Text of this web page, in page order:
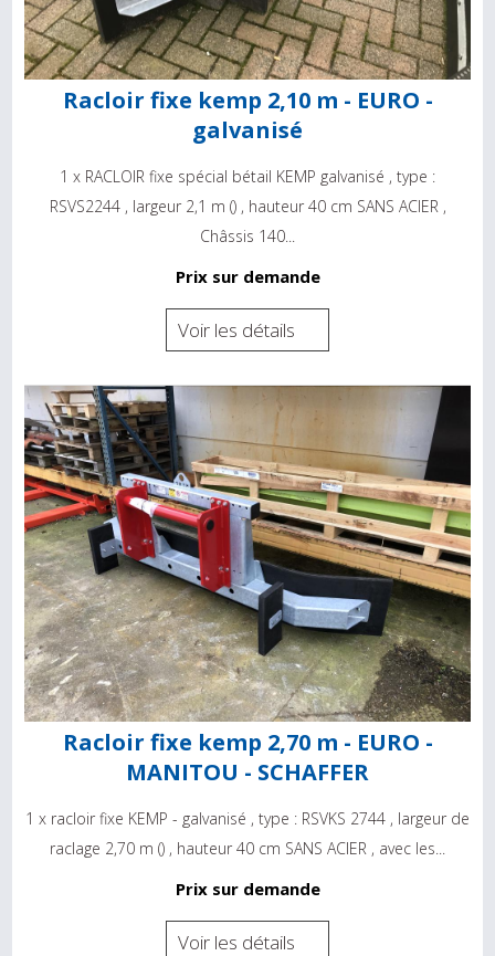
Racloir fixe kemp 2,10 m - EURO -
galvanisé
1 x RACLOIR fixe spécial bétail KEMP galvanisé , type :
RSVS2244 , largeur 2,1 m () , hauteur 40 cm SANS ACIER ,
Châssis 140...
Prix sur demande
Voir les détails
Racloir fixe kemp 2,70 m - EURO -
MANITOU - SCHAFFER
1 x racloir fixe KEMP - galvanisé , type : RSVKS 2744 , largeur de
raclage 2,70 m () , hauteur 40 cm SANS ACIER , avec les...
Prix sur demande
Voir les détails